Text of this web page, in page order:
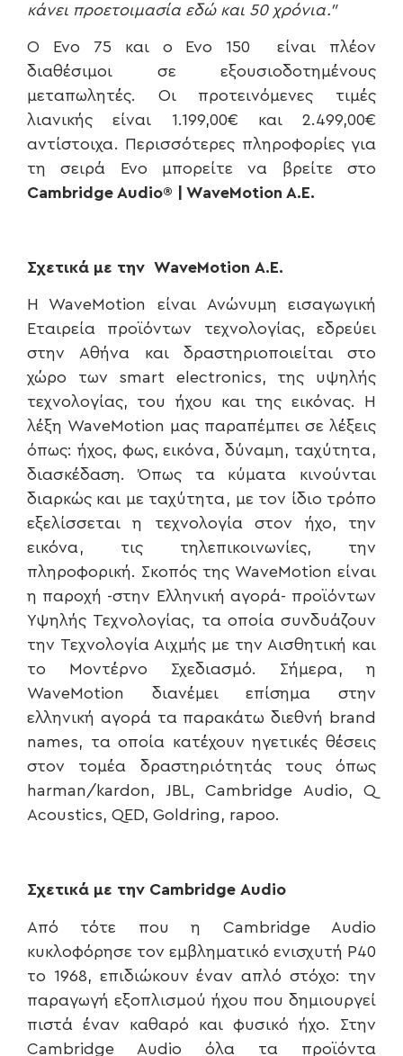
κάνει προετοιμασία εδώ και 50 χρόνια.”
O Evo 75 και ο Evo 150 είναι πλέον
διαθέσιμοι σε εξουσιοδοτημένους
μεταπωλητές. Οι προτεινόμενες τιμές
λιανικής είναι 1.199,00€ και 2.499,00€
αντίστοιχα. Περισσότερες πληροφορίες για
τη σειρά Evo μπορείτε να βρείτε στο
Cambridge Audio® | WaveMotion A.Ε.
Σχετικά με την WaveMotion Α.Ε.
H WaveMotion είναι Ανώνυμη εισαγωγική
Εταιρεία προϊόντων τεχνολογίας, εδρεύει
στην Αθήνα και δραστηριοποιείται στο
χώρο των smart electronics, της υψηλής
τεχνολογίας, του ήχου και της εικόνας. H
λέξη WaveMotion μας παραπέμπει σε λέξεις
όπως: ήχος, φως, εικόνα, δύναμη, ταχύτητα,
διασκέδαση. Όπως τα κύματα κινούνται
διαρκώς και με ταχύτητα, με τον ίδιο τρόπο
εξελίσσεται η τεχνολογία στον ήχο, την
εικόνα, τις τηλεπικοινωνίες, την
πληροφορική. Σκοπός της WaveMotion είναι
η παροχή -στην Ελληνική αγορά- προϊόντων
Υψηλής Τεχνολογίας, τα οποία συνδυάζουν
την Τεχνολογία Αιχμής με την Αισθητική και
το Μοντέρνο Σχεδιασμό. Σήμερα, η
WaveMotion διανέμει επίσημα στην
ελληνική αγορά τα παρακάτω διεθνή brand
names, τα οποία κατέχουν ηγετικές θέσεις
στον τομέα δραστηριότητάς τους όπως
harman/kardon, JBL, Cambridge Audio, Q
Acoustics, QED, Goldring, rapoo.
Σχετικά με την Cambridge Audio
Από τότε που η Cambridge Audio
κυκλοφόρησε τον εμβληματικό ενισχυτή P40
το 1968, επιδιώκουν έναν απλό στόχο: την
παραγωγή εξοπλισμού ήχου που δημιουργεί
πιστά έναν καθαρό και φυσικό ήχο. Στην
Cambridge Audio όλα τα προϊόντα